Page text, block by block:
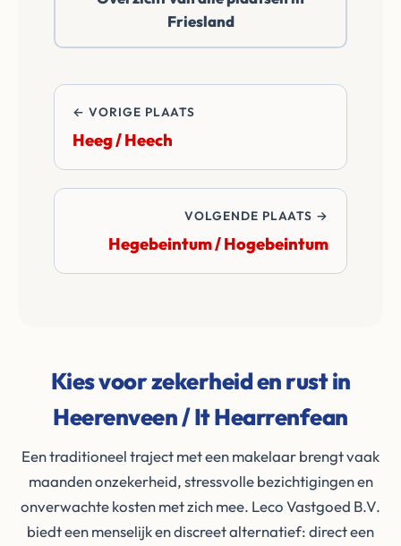
betalen alle
overdrachtskosten
Friesland
← VORIGE PLAATS
Heeg / Heech
VOLGENDE PLAATS →
Hegebeintum / Hogebeintum
Kies voor zekerheid en rust in
Heerenveen / It Hearrenfean
Een traditioneel traject met een makelaar brengt vaak
maanden onzekerheid, stressvolle bezichtigingen en
onverwachte kosten met zich mee. Leco Vastgoed B.V.
biedt een menselijk en discreet alternatief: direct een